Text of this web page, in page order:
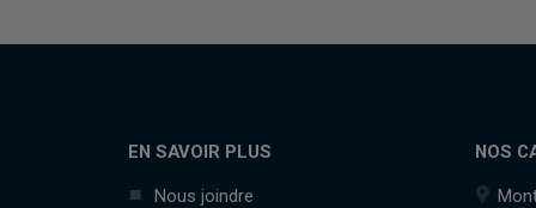
EN SAVOIR PLUS
Nous joindre
NOS